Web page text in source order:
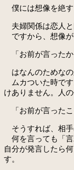
僕には想像を絶す
夫婦関係は恋人と
ですから、想像が
「お前が言ったか
はなんのためなの
ムカついた時です
けありません。人の
「お前が言ったこ
そうすれば、相手
何を言っても「言
自分が発言したら
す。